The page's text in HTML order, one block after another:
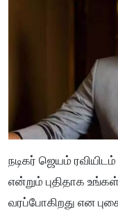
நடிகர் ஜெயம்
என்றும் புதிதாக
வரப்போகிறது என